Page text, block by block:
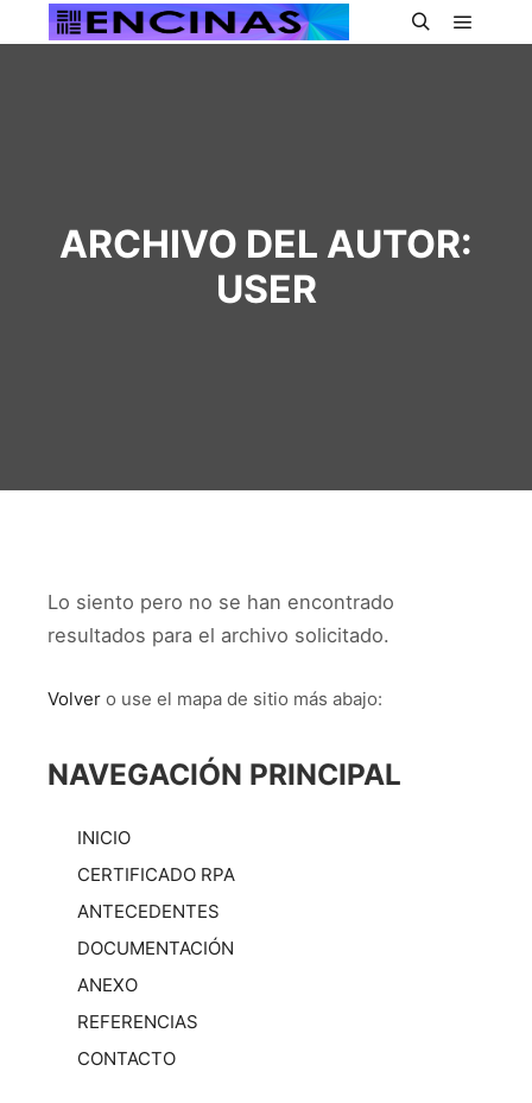
ARCHIVO DEL AUTOR:
USER
Lo siento pero no se han encontrado
resultados para el archivo solicitado.
Volver o use el mapa de sitio más abajo:
NAVEGACIÓN PRINCIPAL
INICIO
CERTIFICADO RPA
ANTECEDENTES
DOCUMENTACIÓN
ANEXO
REFERENCIAS
CONTACTO